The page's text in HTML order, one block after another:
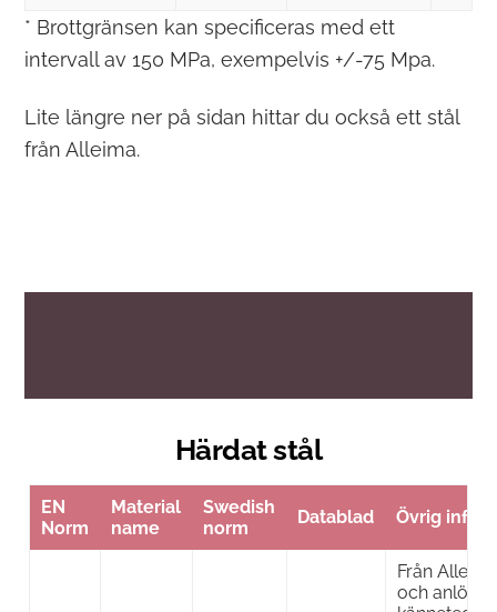
* Brottgränsen kan specificeras med ett
intervall av 150 MPa, exempelvis +/-75 Mpa.
Lite längre ner på sidan hittar du också ett stål
från Alleima.
Härdat stål
EN
Norm
Material
name
Swedish
norm
Datablad Övrig info
Från
och anlöpt